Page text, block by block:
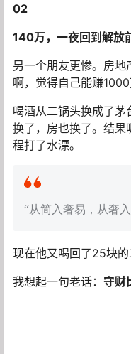
02
140万，一夜回到解放
另一个朋友更惨。房
啊，觉得自己能赚1000
喝酒从二锅头换成了
换了，房也换了。结果
程打了水漂。
“从简入奢易，从奢
现在他又喝回了25块的
我想起一句老话： 守财